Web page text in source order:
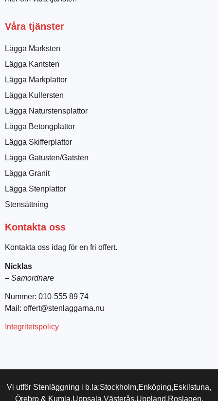
Våra tjänster
Lägga Marksten
Lägga Kantsten
Lägga Markplattor
Lägga Kullersten
Lägga Naturstensplattor
Lägga Betongplattor
Lägga Skifferplattor
Lägga Gatusten/Gatsten
Lägga Granit
Lägga Stenplattor
Stensättning
Kontakta oss
Kontakta oss idag för en fri offert.
Nicklas
– Samordnare
Nummer: 010-555 89 74
Mail: offert@stenlaggarna.nu
Integritetspolicy
Vi utför Stenläggning i b.la:Stockholm,Enköping,Eskilstuna,
Örebro & Kumla,Uppsala,Västerås,Uppland,Roslagen,